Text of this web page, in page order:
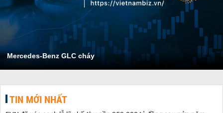
Mercedes-Benz GLC cháy
TIN MỚI NHẤT